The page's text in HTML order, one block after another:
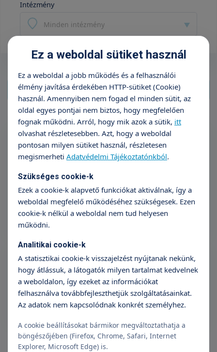
Intézmény
Minden intézmény
Aneszteziológiai szakorvosi vizsgálat
Pácienseink minden tervezett műtét előtt altatóorvosi
vizsgálaton vesznek részt. Kérjük, olvassa el az alábbi
Árak megtekintése
Időpontfoglalás Részletek
Aneszteziológiai szakorvosi vizsgálat
(ismételt 1 hónapon belül)
25 990 Ft
Időpontfoglalás Részletek
Ez a weboldal sütiket használ
Ez a weboldal a jobb működés és a felhasználói
élmény javítása érdekében HTTP-sütiket (Cookie)
használ. Amennyiben nem fogad el minden sütit, az
oldal egyes pontjai nem biztos, hogy megfelelően
fognak működni. Arról, hogy mik azok a sütik, itt
olvashat részletesebben. Azt, hogy a weboldal
pontosan milyen sütiket használ, részletesen
megismerheti Adatvédelmi Tájékoztatónkból.
Szükséges cookie-k
Ezek a cookie-k alapvető funkciókat aktiválnak, így a
weboldal megfelelő működéséhez szükségesek. Ezen
cookie-k nélkül a weboldal nem tud helyesen
működni.
Analitikai cookie-k
A statisztikai cookie-k visszajelzést nyújtanak nekünk,
hogy átlássuk, a látogatók milyen tartalmat kedvelnek
a weboldalon, így ezeket az információkat
felhasználva továbbfejleszthetjük szolgáltatásainkat.
Az adatok nem kapcsolódnak konkrét személyhez.
A cookie beállításokat bármikor megváltoztathatja a
böngészőjében (Firefox, Chrome, Safari, Internet
Explorer, Microsoft Edge) is.